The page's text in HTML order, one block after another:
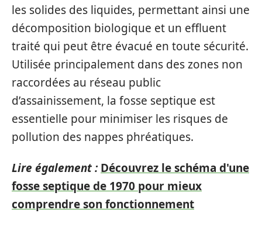
les solides des liquides, permettant ainsi une
décomposition biologique et un effluent
traité qui peut être évacué en toute sécurité.
Utilisée principalement dans des zones non
raccordées au réseau public
d’assainissement, la fosse septique est
essentielle pour minimiser les risques de
pollution des nappes phréatiques.
Lire également : Découvrez le schéma d'une
fosse septique de 1970 pour mieux
comprendre son fonctionnement